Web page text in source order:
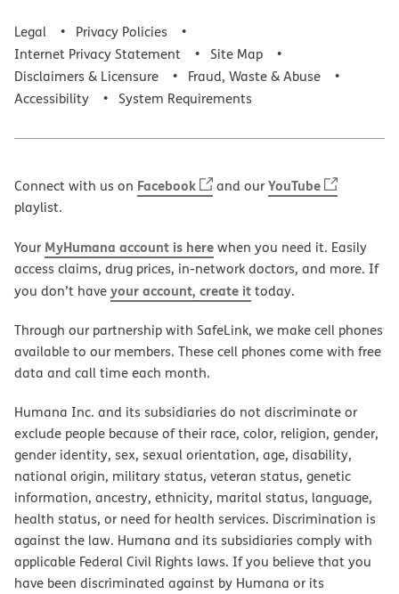
Legal
Privacy Policies
Internet Privacy Statement
Site Map
Disclaimers & Licensure
Fraud, Waste & Abuse
Accessibility
System Requirements
Connect with us on Facebook and ourYouTube
playlist.
Your MyHumana account is herewhen you need it. Easily
access claims, drug prices, in-network doctors, and more. If
you don’t haveyour account, create ittoday.
Through our partnership with SafeLink, we make cell phones
available to our members. These cell phones come with free
data and call time each month.
Humana Inc. and its subsidiaries do not discriminate or
exclude people because of their race, color, religion, gender,
gender identity, sex, sexual orientation, age, disability,
national origin, military status, veteran status, genetic
information, ancestry, ethnicity, marital status, language,
health status, or need for health services. Discrimination is
against the law. Humana and its subsidiaries comply with
applicable Federal Civil Rights laws. If you believe that you
have been discriminated against by Humana or its